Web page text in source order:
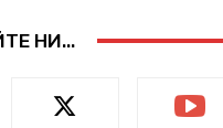
НИ...